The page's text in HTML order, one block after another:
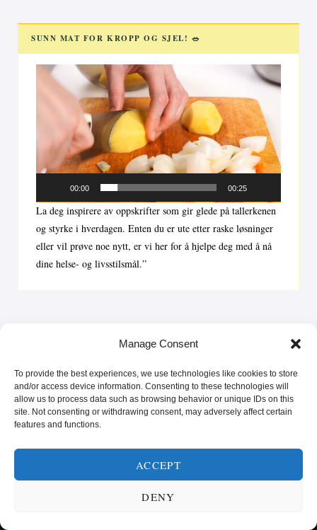
Manage Consent
To provide the best experiences, we use technologies like cookies to store
and/or access device information. Consenting to these technologies will
allow us to process data such as browsing behavior or unique IDs on this
site. Not consenting or withdrawing consent, may adversely affect certain
features and functions.
ACCEPT
DENY
SUNN MAT FOR KROPP OG SJEL! 🥗
Videoavspiller
00:00 00:25
La deg inspirere av oppskrifter som gir glede på tallerkenen
og styrke i hverdagen. Enten du er ute etter raske løsninger
eller vil prøve noe nytt, er vi her for å hjelpe deg med å nå
dine helse- og livsstilsmål.”
KATEGORIER
POPULÆRE OPPSKRIFTER
SMARTE MATVALG OM